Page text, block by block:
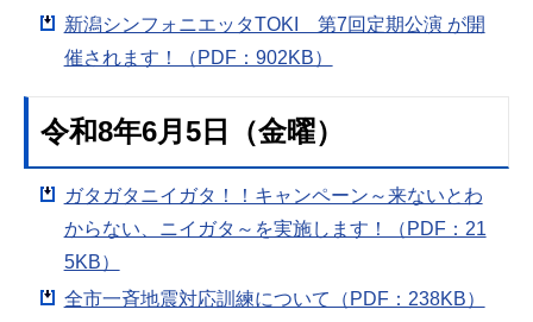
新潟シンフォニエッタTOKI 第7回定期公演 が開
催されます！（PDF：902KB）
令和8年6月5日（金曜）
ガタガタニイガタ！！キャンペーン～来ないとわ
からない、ニイガタ～を実施します！（PDF：21
5KB）
全市一斉地震対応訓練について（PDF：238KB）